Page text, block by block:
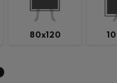
80x120